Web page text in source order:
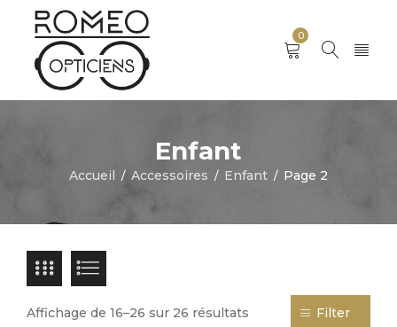
0
Enfant
Accueil / Accessoires / Enfant / Page 2
Affichage de 16–26 sur 26 résultats Filter